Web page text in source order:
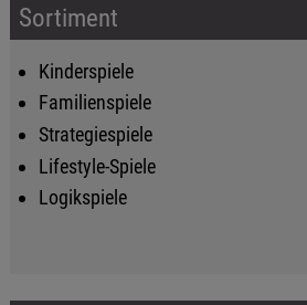
Sortiment
Kinderspiele
Familienspiele
Strategiespiele
Lifestyle-Spiele
Logikspiele